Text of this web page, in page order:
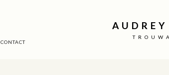
CONTACT